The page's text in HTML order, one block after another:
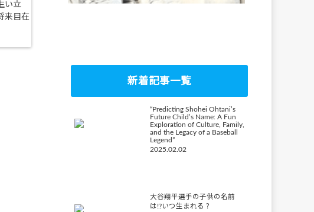
い立
来目在
新着記事一覧
“Predicting Shohei Ohtani’s
Future Child’s Name: A Fun
Exploration of Culture, Family,
and the Legacy of a Baseball
Legend”
2025.02.02
大谷翔平選手の子供の名前
は!?いつ生まれる？